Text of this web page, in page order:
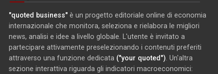
"quoted business" è un progetto editoriale online di economia
internazionale che monitora, seleziona e rielabora le migliori
news, analisi e idee a livello globale. L'utente è invitato a
partecipare attivamente preselezionando i contenuti preferiti
attraverso una funzione dedicata ("your quoted") . Un'altra
sezione interattiva riguarda gli indicatori macroeconomici: